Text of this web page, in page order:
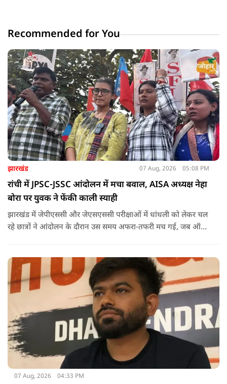
Recommended for You
झारखंड 07 Aug, 2026 05:08 PM
रांची में JPSC-JSSC आंदोलन में मचा बवाल, AISA अध्यक्ष नेहा
बोरा पर युवक ने फेंकी काली स्याही
झारखंड में जेपीएससी और जेएसएससी परीक्षाओं में धांधली को लेकर चल
रहे छात्रों ने आंदोलन के दौरान उस समय अफरा-तफरी मच गई, जब ऑल
07 Aug, 2026 04:33 PM